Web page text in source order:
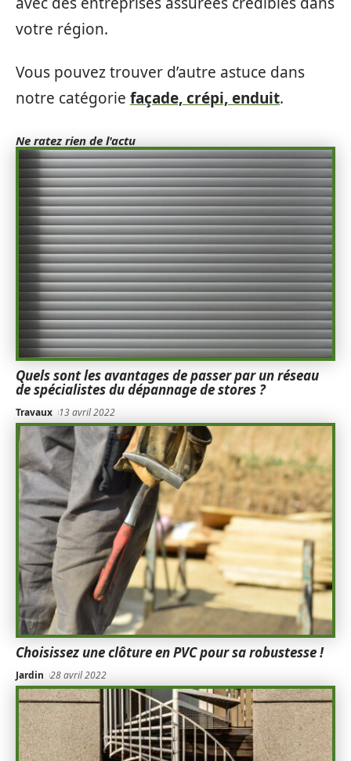
votre région.
Vous pouvez trouver d’autre astuce dans
notre catégorie façade, crépi, enduit.
Ne ratez rien de l'actu
Quels sont les avantages de passer par un réseau
de spécialistes du dépannage de stores ?
Travaux 13 avril 2022
Choisissez une clôture en PVC pour sa robustesse !
Jardin 28 avril 2022